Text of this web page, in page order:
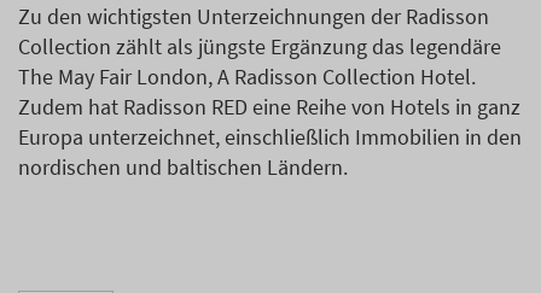
Zu den wichtigsten Unterzeichnungen der Radisson
Collection zählt als jüngste Ergänzung das legendäre
The May Fair London, A Radisson Collection Hotel.
Zudem hat Radisson RED eine Reihe von Hotels in ganz
Europa unterzeichnet, einschließlich Immobilien in den
nordischen und baltischen Ländern.